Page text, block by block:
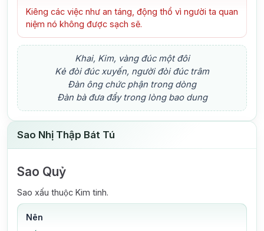
Kiêng các việc như an táng, động thổ vì người ta quan
niệm nó không được sạch sẽ.
Khai, Kim, vàng đúc một đôi
Kẻ đòi đúc xuyến, người đòi đúc trâm
Đàn ông chức phận trong dòng
Đàn bà đưa đẩy trong lòng bao dung
Sao Nhị Thập Bát Tú
Sao Quỷ
Sao xấu thuộc Kim tinh.
Nên